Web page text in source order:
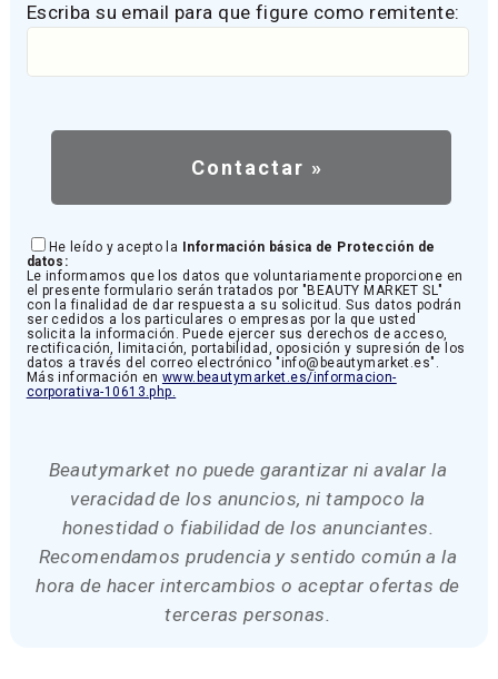
Escriba su email para que figure como remitente:
He leído y acepto la Información básica de Protección de
datos:
Le informamos que los datos que voluntariamente proporcione en
el presente formulario serán tratados por "BEAUTY MARKET SL"
con la finalidad de dar respuesta a su solicitud. Sus datos podrán
ser cedidos a los particulares o empresas por la que usted
solicita la información. Puede ejercer sus derechos de acceso,
rectificación, limitación, portabilidad, oposición y supresión de los
datos a través del correo electrónico "info@beautymarket.es".
Más información en www.beautymarket.es/informacion-
corporativa-10613.php.
Beautymarket no puede garantizar ni avalar la
veracidad de los anuncios, ni tampoco la
honestidad o fiabilidad de los anunciantes.
Recomendamos prudencia y sentido común a la
hora de hacer intercambios o aceptar ofertas de
terceras personas.